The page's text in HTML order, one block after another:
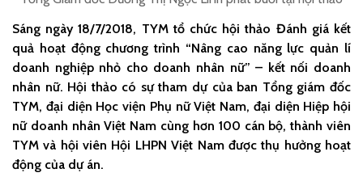
Sáng ngày 18/7/2018, TYM tổ chức hội thảo Đánh giá kết
quả hoạt động chương trình “Nâng cao năng lực quản lí
doanh nghiệp nhỏ cho doanh nhân nữ” – kết nối doanh
nhân nữ. Hội thảo có sự tham dự của ban Tổng giám đốc
TYM, đại diện Học viện Phụ nữ Việt Nam, đại diện Hiệp hội
nữ doanh nhân Việt Nam cùng hơn 100 cán bộ, thành viên
TYM và hội viên Hội LHPN Việt Nam được thụ hưởng hoạt
động của dự án.